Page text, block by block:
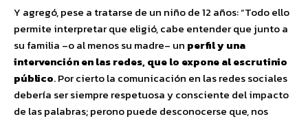
Y agregó, pese a tratarse de un niño de 12 años: “Todo ello
permite interpretar que eligió, cabe entender que junto a
su familia –o al menos su madre– un perfil y una
intervención en las redes, que lo expone al escrutinio
público. Por cierto la comunicación en las redes sociales
debería ser siempre respetuosa y consciente del impacto
de las palabras; perono puede desconocerse que, nos